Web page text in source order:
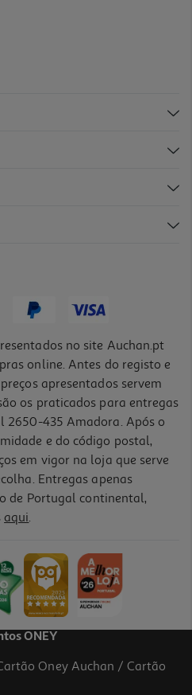
no site Auchan.pt
online. Antes do registo e
apresentados servem
os praticados para entregas
2650-435 Amadora. Após o
e do código postal,
em vigor na loja que serve
Entregas apenas
de Portugal continental,
aqui.
ONEY
Oney Auchan / Cartão